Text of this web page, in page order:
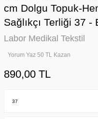
cm Dolgu Topuk-
Sağlıkçı Terliği 37 -
Labor Medikal Tekstil
Yorum Yaz 50 TL Kazan
890,00 TL